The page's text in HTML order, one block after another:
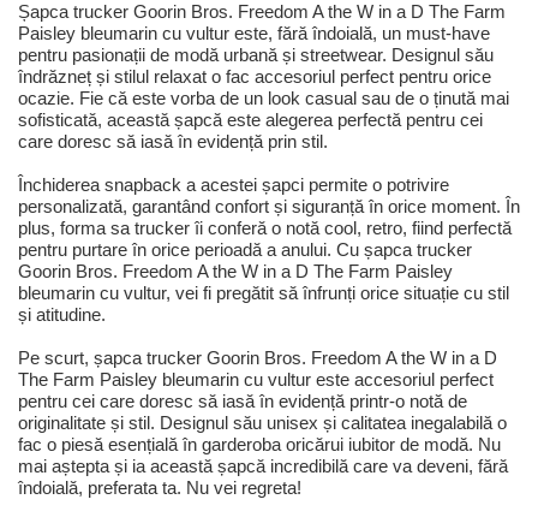
Șapca trucker Goorin Bros. Freedom A the W in a D The Farm
Paisley bleumarin cu vultur este, fără îndoială, un must-have
pentru pasionații de modă urbană și streetwear. Designul său
îndrăzneț și stilul relaxat o fac accesoriul perfect pentru orice
ocazie. Fie că este vorba de un look casual sau de o ținută mai
sofisticată, această șapcă este alegerea perfectă pentru cei
care doresc să iasă în evidență prin stil.
Închiderea snapback a acestei șapci permite o potrivire
personalizată, garantând confort și siguranță în orice moment. În
plus, forma sa trucker îi conferă o notă cool, retro, fiind perfectă
pentru purtare în orice perioadă a anului. Cu șapca trucker
Goorin Bros. Freedom A the W in a D The Farm Paisley
bleumarin cu vultur, vei fi pregătit să înfrunți orice situație cu stil
și atitudine.
Pe scurt, șapca trucker Goorin Bros. Freedom A the W in a D
The Farm Paisley bleumarin cu vultur este accesoriul perfect
pentru cei care doresc să iasă în evidență printr-o notă de
originalitate și stil. Designul său unisex și calitatea inegalabilă o
fac o piesă esențială în garderoba oricărui iubitor de modă. Nu
mai aștepta și ia această șapcă incredibilă care va deveni, fără
îndoială, preferata ta. Nu vei regreta!